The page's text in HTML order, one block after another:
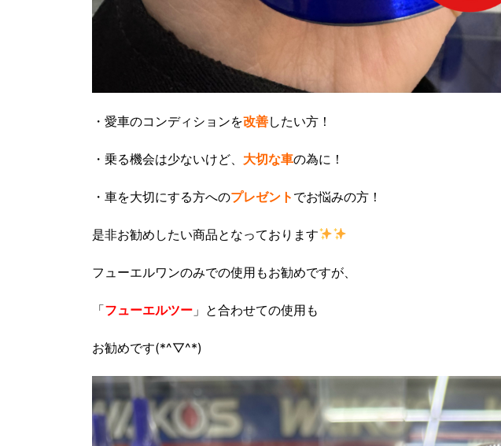
・愛車のコンディションを改善したい方！
・乗る機会は少ないけど、 大切な車の為に！
・車を大切にする方へのプレゼント でお悩みの方！
是非お勧めしたい商品となっております
フューエルワンのみでの使用もお勧めですが、
「フューエルツー 」と合わせての使用も
お勧めです(*^▽^*)